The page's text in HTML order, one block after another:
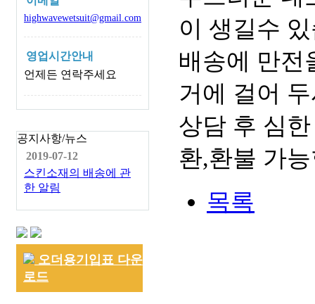
highwavewetsuit@gmail.com
영업시간안내
언제든 연락주세요
공지사항/뉴스
2019-07-12
스킨소재의 배송에 관
한 알림
오더용기입표 다운
로드
이 생길수
배송에 만전
거에 걸어
상담 후 심
환,환불 가
목록